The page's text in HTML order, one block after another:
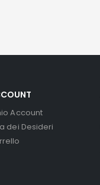
Account
dei Desideri